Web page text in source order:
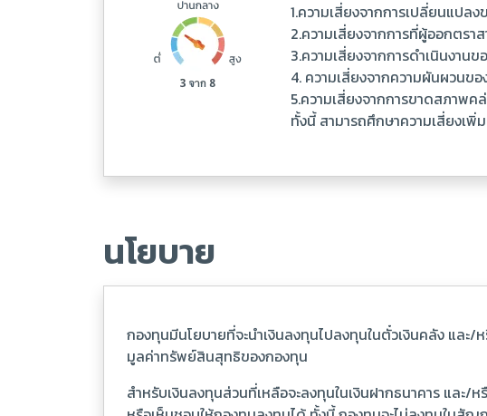
1.ความเสี่ยงจากการเปลี่ยนแปล
2.ความเสี่ยงจากการที่ผู้ออกตร
3.ความเสี่ยงจากการดำเนินงาน
4. ความเสี่ยงจากความผันผวนข
5.ความเสี่ยงจากการขาดสภาพ
ทั้งนี้ สามารถศึกษาความเสี่ยงเ
นโยบาย
กองทุนมีนโยบายที่จะนำเงินลงทุนไปลงทุนในตั๋วเงินคลัง แล
มูลค่าทรัพย์สินสุทธิของกองทุน
สำหรับเงินลงทุนส่วนที่เหลือจะลงทุนในเงินฝากธนาคาร แล